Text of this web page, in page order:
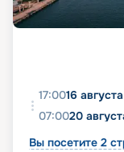
17:0016
07:0020
Вы посетите 2